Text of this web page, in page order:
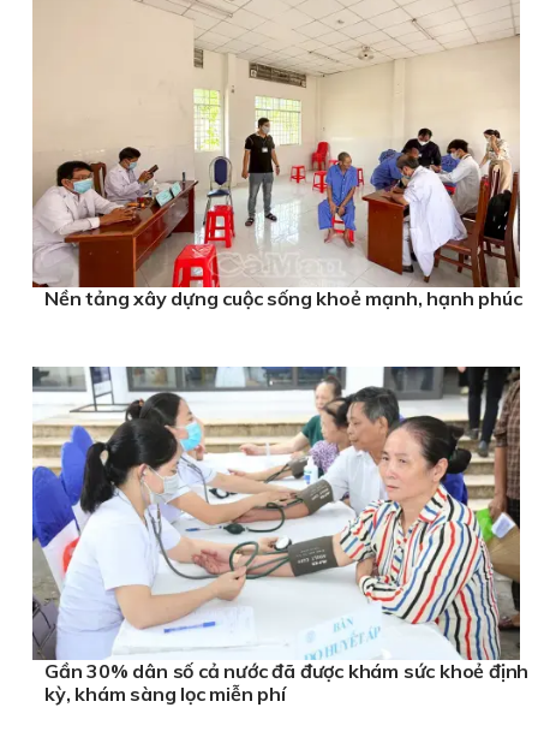
Nền tảng xây dựng cuộc sống khoẻ mạnh, hạnh phúc
Gần 30% dân số cả nước đã được khám sức khoẻ định
kỳ, khám sàng lọc miễn phí